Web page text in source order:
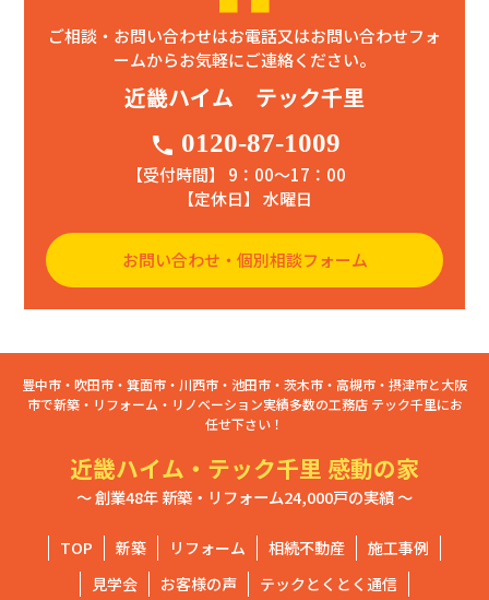
ご相談・お問い合わせはお電話又はお問い合わせフォ
ームからお気軽にご連絡ください。
近畿ハイム テック千里
phone 0120-87-1009
【受付時間】 9：00〜17：00
【定休日】 水曜日
お問い合わせ・個別相談フォーム
豊中市・吹田市・箕面市・川西市・池田市・茨木市・高槻市・摂津市と大阪
市で新築・リフォーム・リノベーション実績多数の工務店 テック千里にお
任せ下さい！
近畿ハイム・テック千里 感動の家
～ 創業48年 新築・リフォーム24,000戸の実績 ～
TOP 新築 リフォーム 相続不動産
施工事例
見学会
お客様の声 テックとくとく通信